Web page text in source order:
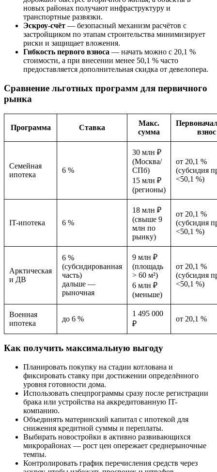
новых районах получают инфраструктуру и
транспортные развязки.
Эскроу-счёт — безопасный механизм расчётов с
застройщиком по этапам строительства минимизирует
риски и защищает вложения.
Гибкость первого взноса — начать можно с 20,1 %
стоимости, а при внесении менее 50,1 % часто
предоставляется дополнительная скидка от девелопера.
Сравнение льготных программ для первичного
рынка
Программа Ставка
Макс.
сумма
взнос
Семейная
ипотека
6 %
30 млн ₽
(Москва/
СПб)
15 млн ₽
(регионы)
от 20,1 %
(субсидия
<50,1 %)
IT-ипотека 6 %
18 млн ₽
(свыше 9
млн по
рынку)
от 20,1 %
(субсидия
<50,1 %)
Арктическая
и ДВ
6 %
(субсидированная
часть)
дальше —
рыночная
9 млн ₽
(площадь
> 60 м²)
6 млн ₽
(меньше)
от 20,1 %
(субсидия
<50,1 %)
Военная
ипотека
до 6 %
1 495 000
₽
от 20,1 %
Как получить максимальную выгоду
Планировать покупку на стадии котлована и
фиксировать ставку при достижении определённого
уровня готовности дома.
Использовать спецпрограммы сразу после регистрации
брака или устройства на аккредитованную IT-
компанию.
Объединять материнский капитал с ипотекой для
снижения кредитной суммы и переплаты.
Выбирать новостройки в активно развивающихся
микрорайонах — рост цен опережает среднерыночные
темпы.
Контролировать график перечисления средств через